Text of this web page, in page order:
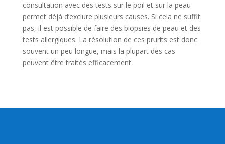
consultation avec des tests sur le poil et sur la peau
permet déjà d’exclure plusieurs causes. Si cela ne suffit
pas, il est possible de faire des biopsies de peau et des
tests allergiques. La résolution de ces prurits est donc
souvent un peu longue, mais la plupart des cas
peuvent être traités efficacement